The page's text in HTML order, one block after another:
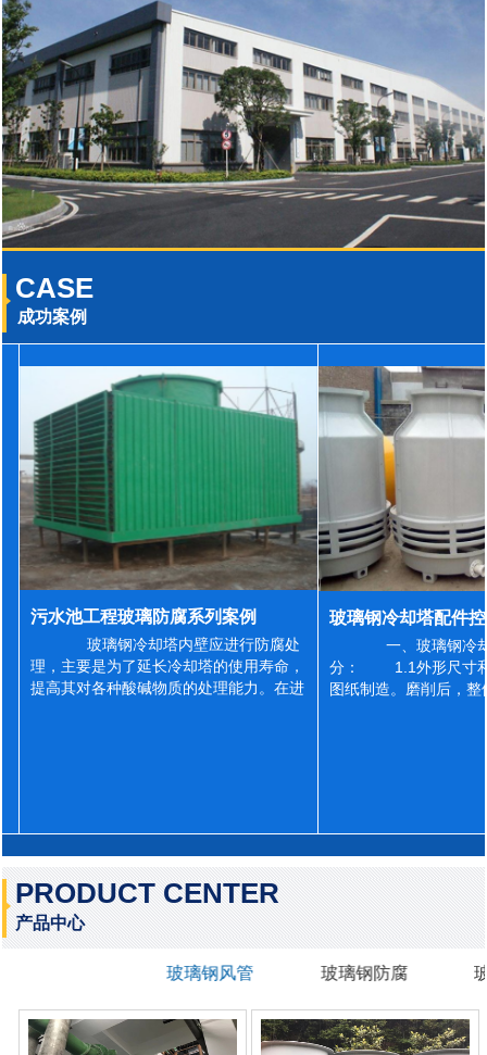
CASE
成功案例
污水池工程玻璃防腐系列案例
玻璃钢冷却塔内壁应进行防腐处
理，主要是为了延长冷却塔的使用寿命，
提高其对各种酸碱物质的处理能力。在进
一、玻璃钢冷
分： 1.1外形尺寸和
图纸制造。磨削后，
PRODUCT CENTER
产品中心
玻璃钢风管 玻璃钢防腐